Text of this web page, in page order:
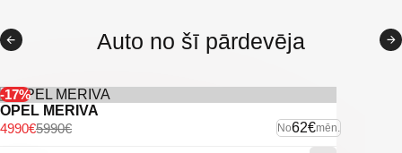
-Pilnpiedziņa (4×4).
-IsoFix sēdeklīšu stiprinājumi.
-Elektriski lukturu mazgātāji.
-Harman/kardon audio sistēma.
Auto no šī pārdevēja
-17%
OPEL MERIVA
No62€mēn.
5990€
4990€